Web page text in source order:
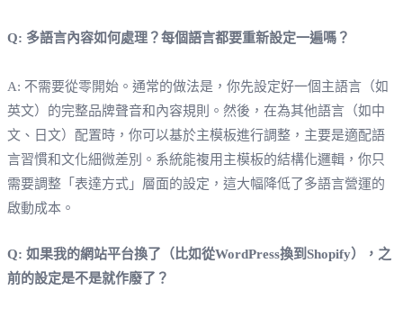
Q: 多語言內容如何處理？每個語言都要重新設定一遍嗎？
A: 不需要從零開始。通常的做法是，你先設定好一個主語言（如
英文）的完整品牌聲音和內容規則。然後，在為其他語言（如中
文、日文）配置時，你可以基於主模板進行調整，主要是適配語
言習慣和文化細微差別。系統能複用主模板的結構化邏輯，你只
需要調整「表達方式」層面的設定，這大幅降低了多語言營運的
啟動成本。
Q: 如果我的網站平台換了（比如從WordPress換到Shopify），之
前的設定是不是就作廢了？